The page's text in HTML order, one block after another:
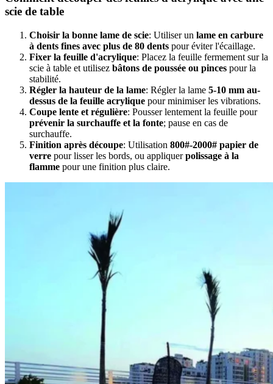
scie de table
Choisir la bonne lame de scie: Utiliser un lame en carbure
à dents fines avec plus de 80 dents pour éviter l'écaillage.
Fixer la feuille d'acrylique: Placez la feuille fermement sur la
scie à table et utilisez bâtons de poussée ou pinces pour la
stabilité.
Régler la hauteur de la lame: Régler la lame 5-10 mm au-
dessus de la feuille acrylique pour minimiser les vibrations.
Coupe lente et régulière: Pousser lentement la feuille pour
prévenir la surchauffe et la fonte; pause en cas de
surchauffe.
Finition après découpe: Utilisation 800#-2000# papier de
verre pour lisser les bords, ou appliquerpolissage à la
flamme pour une finition plus claire.